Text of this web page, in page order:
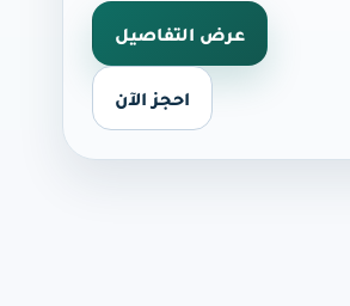
عرض التفاصيل
احجز الآن